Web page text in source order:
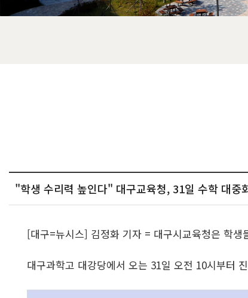
"학생 수리력 높인다" 대구교육청, 31일 수학 대중
[대구=뉴시스] 김정화 기자 = 대구시교육청은 학
대구과학고 대강당에서 오는 31일 오전 10시부터